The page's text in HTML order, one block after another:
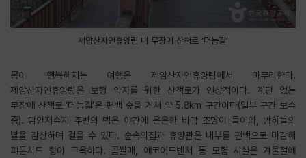
제암산자연휴양림 내 무장애 산책로 ‘더늠길’
몸이 행복해지는 여행은 제암산자연휴양림에서 마무리한다.
제암산자연휴양림은 보행 약자를 위한 산책로가 인상적이다. 계단 없는
무장애 산책로 ‘더늠길’은 편백 숲을 거쳐 약 5.8km 구간이다(일부 구간 보수
중). 담안저수지 주변의 덱은 야간에 은은한 바닥 조명이 들어와, 밤하늘의
별을 감상하며 걸을 수 있다. 숲속의집과 휴양관은 내부를 편백으로 마감해
피톤치드 향이 그윽하다. 곰썰매, 에코어드벤처 등 모험 시설은 겨울철에